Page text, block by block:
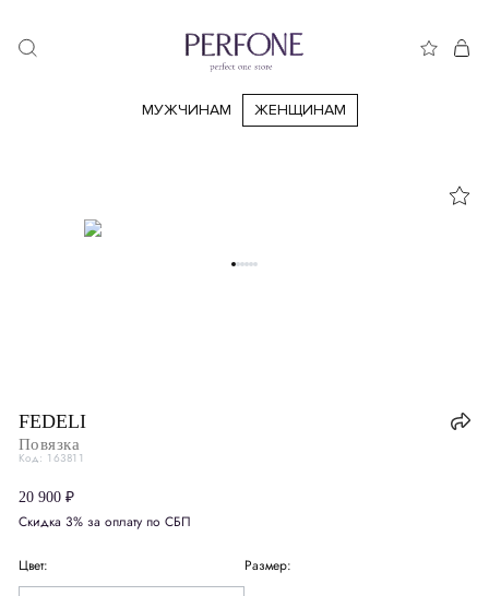
МУЖЧИНАМ ЖЕНЩИНАМ
FEDELI
Повязка
Код: 163811
20 900 ₽
Скидка 3% за оплату по СБП
Цвет:
Серый
Размер: